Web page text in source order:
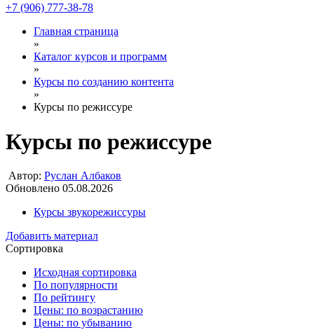
+7 (906) 777-38-78
Главная страница
»
Каталог курсов и программ
»
Курсы по созданию контента
»
Курсы по режиссуре
Курсы по режиссуре
Автор: Руслан Албаков
Обновлено 05.08.2026
Курсы звукорежиссуры
Добавить материал
Сортировка
Исходная сортировка
По популярности
По рейтингу
Цены: по возрастанию
Цены: по убыванию